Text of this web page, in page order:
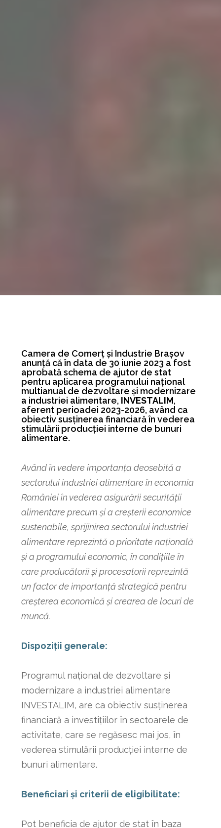
Camera de Comerț și Industrie Brașov
anunță că în data de 30 iunie 2023 a fost
aprobată schema de ajutor de stat
pentru aplicarea programului național
multianual de dezvoltare și modernizare
a industriei alimentare, INVESTALIM,
aferent perioadei 2023-2026, având ca
obiectiv susținerea financiară în vederea
stimulării producției interne de bunuri
alimentare.
Având în vedere importanța deosebită a
sectorului industriei alimentare în economia
României în vederea asigurării securității
alimentare precum și a creșterii economice
sustenabile, sprijinirea sectorului industriei
alimentare reprezintă o prioritate națională
și a programului economic, în condițiile în
care producătorii și procesatorii reprezintă
un factor de importanță strategică pentru
creșterea economică și crearea de locuri de
muncă.
Dispoziții generale:
Programul național de dezvoltare și
modernizare a industriei alimentare
INVESTALIM, are ca obiectiv susținerea
financiară a investițiilor în sectoarele de
activitate, care se regăsesc mai jos, în
vederea stimulării producției interne de
bunuri alimentare.
Beneficiari și criterii de eligibilitate:
Pot beneficia de ajutor de stat în baza